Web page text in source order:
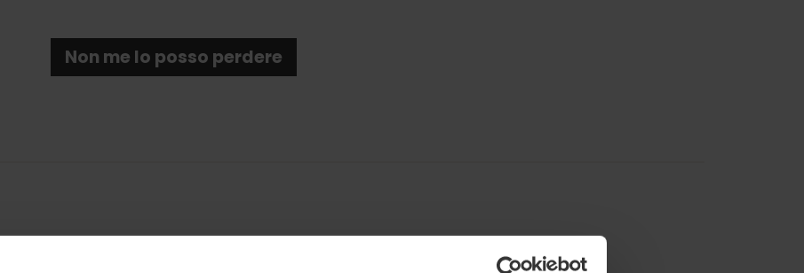
Non me lo posso perdere